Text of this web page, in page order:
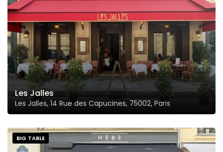
Les Jalles
Les Jalles, 14 Rue des Capucines, 75002, Paris
BIG TABLE